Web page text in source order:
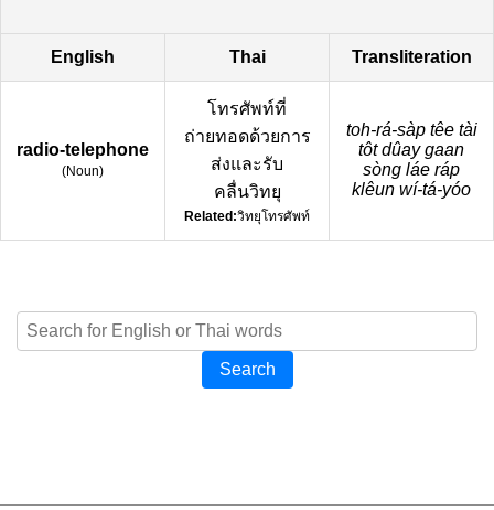
English Thai Transliteration
radio-telephone
(Noun)
โทรศัพท์ที่
ถ่ายทอดด้วยการ
ส่งและรับ
คลื่นวิทยุ
Related:วิทยุโทรศัพท์
toh-rá-sàp têe tài
tôt dûay gaan
sòng láe ráp
klêun wí-tá-yóo
Search